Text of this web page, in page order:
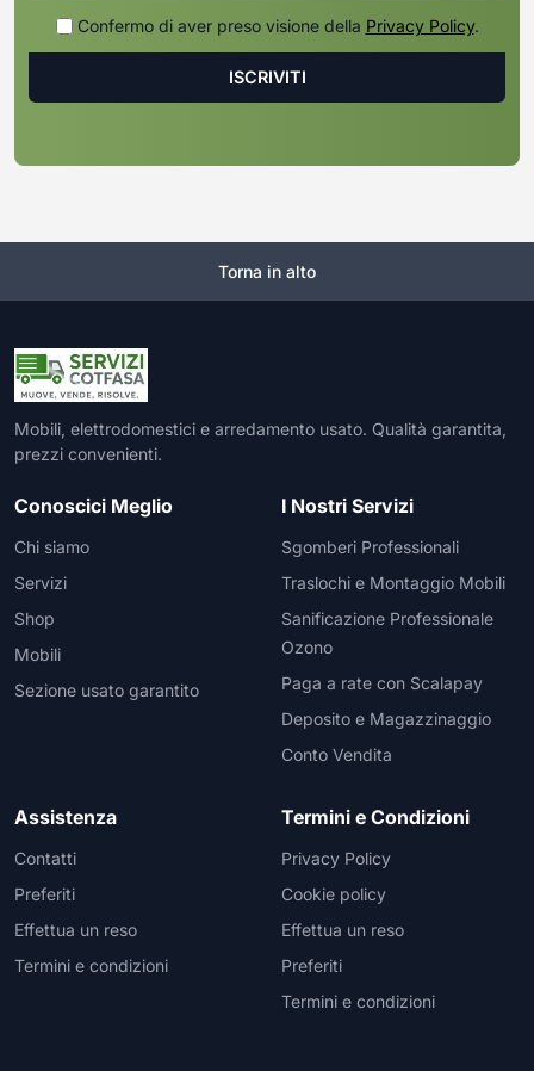
Confermo di aver preso visione della Privacy Policy.
Torna in alto
Mobili, elettrodomestici e arredamento usato. Qualità garantita,
prezzi convenienti.
Conoscici Meglio
Chi siamo
Servizi
Shop
Mobili
Sezione usato garantito
I Nostri Servizi
Sgomberi Professionali
Traslochi e Montaggio Mobili
Sanificazione Professionale
Ozono
Paga a rate con Scalapay
Deposito e Magazzinaggio
Conto Vendita
Assistenza
Contatti
Preferiti
Effettua un reso
Termini e condizioni
Termini e Condizioni
Privacy Policy
Cookie policy
Effettua un reso
Preferiti
Termini e condizioni